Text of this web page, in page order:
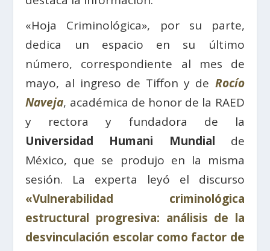
«Hoja Criminológica», por su parte,
dedica un espacio en su último
número, correspondiente al mes de
mayo, al ingreso de Tiffon y de Rocío
Naveja, académica de honor de la RAED
y rectora y fundadora de la
Universidad Humani Mundial de
México, que se produjo en la misma
sesión. La experta leyó el discurso
«Vulnerabilidad criminológica
estructural progresiva: análisis de la
desvinculación escolar como factor de